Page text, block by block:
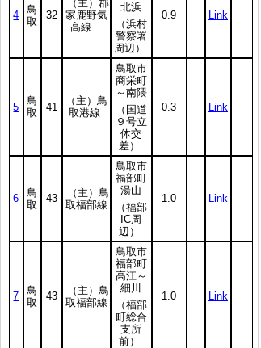
4
鳥
取
32
（主）郡
家鹿野気
高線
北浜
（浜村
警察署
周辺）
0.9 Link
5
鳥
取
41
（主）鳥
取港線
鳥取市
商栄町
～南隈
（国道
９号立
体交
差）
0.3 Link
6
鳥
取
43
（主）鳥
取福部線
鳥取市
福部町
湯山
（福部
IC周
辺）
1.0 Link
7
鳥
取
43
（主）鳥
取福部線
鳥取市
福部町
高江～
細川
（福部
町総合
支所
前）
1.0 Link